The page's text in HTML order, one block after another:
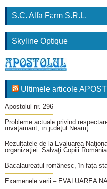
S.C. Alfa Farm S.R.L.
Skyline Optique
Ultimele articole
Apostolul nr. 296
Probleme actuale privind
învăţământ, în judeţul Neamţ
Rezultatele de la Evaluarea
organizaţiei Salvaţi Copiii România
Bacalaureatul românesc, în faţa
Examenele verii – EVALUAREA